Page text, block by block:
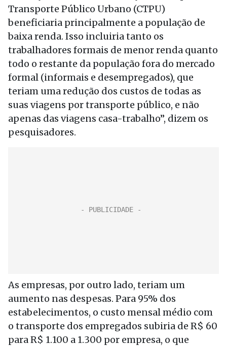
Transporte Público Urbano (CTPU)
beneficiaria principalmente a população de
baixa renda. Isso incluiria tanto os
trabalhadores formais de menor renda quanto
todo o restante da população fora do mercado
formal (informais e desempregados), que
teriam uma redução dos custos de todas as
suas viagens por transporte público, e não
apenas das viagens casa-trabalho”, dizem os
pesquisadores.
As empresas, por outro lado, teriam um
aumento nas despesas. Para 95% dos
estabelecimentos, o custo mensal médio com
o transporte dos empregados subiria de R$ 60
para R$ 1.100 a 1.300 por empresa, o que